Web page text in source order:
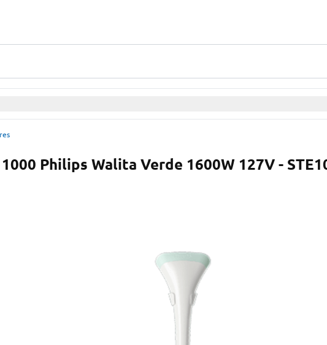
Philips Walita Verde 1600W 127V -